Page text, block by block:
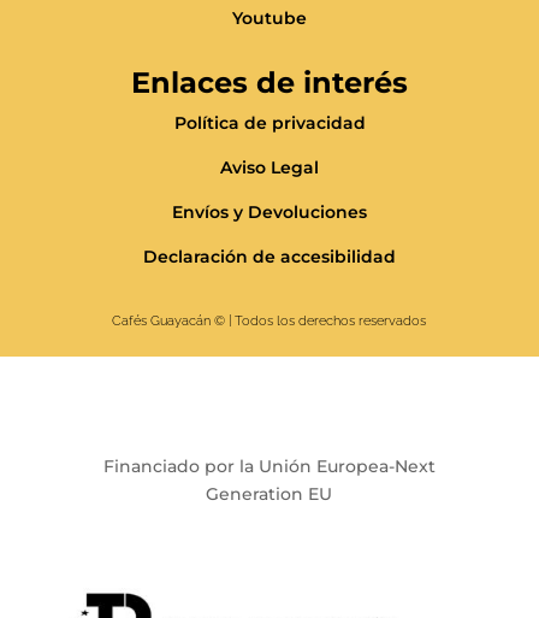
Youtube
Enlaces de interés
Política de privacidad
Aviso Legal
Envíos y Devoluciones
Declaración de accesibilidad
Cafés Guayacán© | Todos los derechos reservados
Financiado por la Unión Europea-Next
Generation EU